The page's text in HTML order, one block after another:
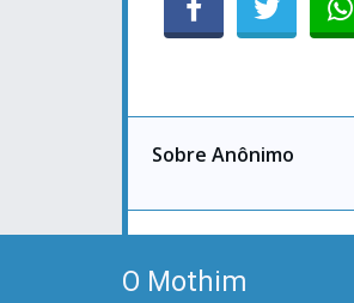
Sobre Anônimo
O Mothim